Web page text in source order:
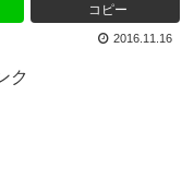
コピー
2016.11.16
ク